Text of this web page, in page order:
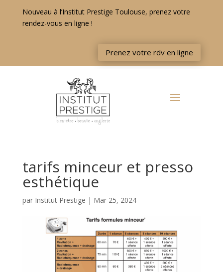
Nouveau à l’Institut Prestige Toulouse, prenez votre
rendez-vous en ligne !
Prenez votre rdv en ligne
tarifs minceur et presso
esthétique
par Institut Prestige | Mar 25, 2024